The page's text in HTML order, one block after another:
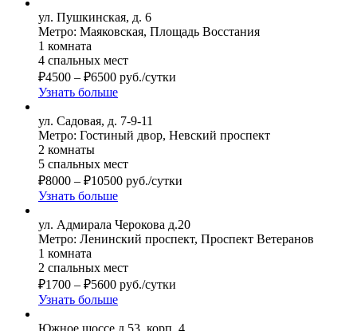
ул. Пушкинская, д. 6
Метро: Маяковская, Площадь Восстания
1 комната
4 спальных мест
₽4500 – ₽6500 руб./сутки
Узнать больше
ул. Садовая, д. 7-9-11
Метро: Гостиный двор, Невский проспект
2 комнаты
5 спальных мест
₽8000 – ₽10500 руб./сутки
Узнать больше
ул. Адмирала Черокова д.20
Метро: Ленинский проспект, Проспект Ветеранов
1 комната
2 спальных мест
₽1700 – ₽5600 руб./сутки
Узнать больше
Южное шоссе д.53, корп. 4